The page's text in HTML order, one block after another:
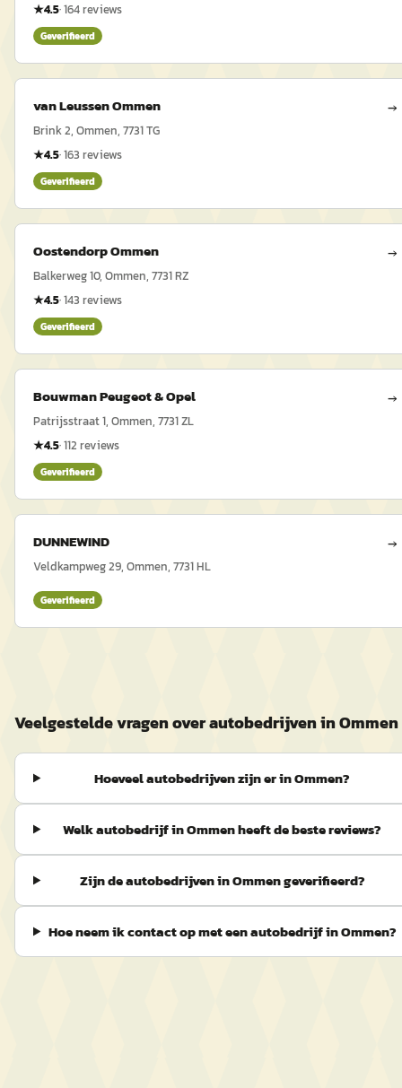
★4.5·164reviews
Geverifieerd
van Leussen Ommen →
Brink 2, Ommen, 7731 TG
★4.5·163 reviews
Geverifieerd
Oostendorp Ommen →
Balkerweg 10, Ommen, 7731 RZ
★4.5·143 reviews
Geverifieerd
Bouwman Peugeot & Opel →
Patrijsstraat 1, Ommen, 7731 ZL
★4.5·112 reviews
Geverifieerd
DUNNEWIND →
Veldkampweg 29, Ommen, 7731 HL
Geverifieerd
Veelgestelde vragen over autobedrijven in Ommen
Hoeveel autobedrijven zijn er in Ommen?
Welk autobedrijf in Ommen heeft de beste reviews?
Zijn de autobedrijven in Ommen geverifieerd?
Hoe neem ik contact op met een autobedrijf in Ommen?